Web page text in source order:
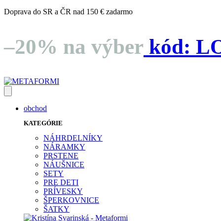
Doprava do SR a ČR nad 150 € zadarmo
–20% na výber kód:
obchod
KATEGÓRIE
NÁHRDELNÍKY
NÁRAMKY
PRSTENE
NÁUŠNICE
SETY
PRE DETI
PRÍVESKY
ŠPERKOVNICE
ŠATKY